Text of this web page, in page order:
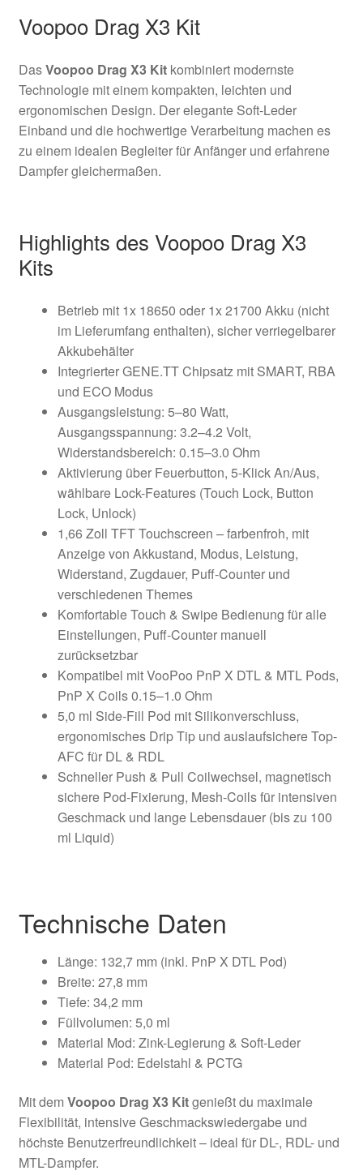
Voopoo Drag X3 Kit
DasVoopoo Drag X3 Kitkombiniert modernste
Technologie mit einem kompakten, leichten und
ergonomischen Design. Der elegante Soft-Leder
Einband und die hochwertige Verarbeitung machen es
zu einem idealen Begleiter für Anfänger und erfahrene
Dampfer gleichermaßen.
Highlights des Voopoo Drag X3
Kits
Betrieb mit 1x 18650 oder 1x 21700 Akku (nicht
im Lieferumfang enthalten), sicher verriegelbarer
Akkubehälter
Integrierter GENE.TT Chipsatz mit SMART, RBA
und ECO Modus
Ausgangsleistung: 5–80 Watt,
Ausgangsspannung: 3.2–4.2 Volt,
Widerstandsbereich: 0.15–3.0 Ohm
Aktivierung über Feuerbutton, 5-Klick An/Aus,
wählbare Lock-Features (Touch Lock, Button
Lock, Unlock)
1,66 Zoll TFT Touchscreen – farbenfroh, mit
Anzeige von Akkustand, Modus, Leistung,
Widerstand, Zugdauer, Puff-Counter und
verschiedenen Themes
Komfortable Touch & Swipe Bedienung für alle
Einstellungen, Puff-Counter manuell
zurücksetzbar
Kompatibel mit VooPoo PnP X DTL & MTL Pods,
PnP X Coils 0.15–1.0 Ohm
5,0 ml Side-Fill Pod mit Silikonverschluss,
ergonomisches Drip Tip und auslaufsichere Top-
AFC für DL & RDL
Schneller Push & Pull Coilwechsel, magnetisch
sichere Pod-Fixierung, Mesh-Coils für intensiven
Geschmack und lange Lebensdauer (bis zu 100
ml Liquid)
Technische Daten
Länge: 132,7 mm (inkl. PnP X DTL Pod)
Breite: 27,8 mm
Tiefe: 34,2 mm
Füllvolumen: 5,0 ml
Material Mod: Zink-Legierung & Soft-Leder
Material Pod: Edelstahl & PCTG
Mit dem Voopoo Drag X3 Kitgenießt du maximale
Flexibilität, intensive Geschmackswiedergabe und
höchste Benutzerfreundlichkeit – ideal für DL-, RDL- und
MTL-Dampfer.